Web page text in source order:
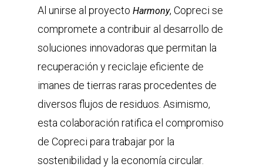
Al unirse al proyecto Harmony, Copreci se
compromete a contribuir al desarrollo de
soluciones innovadoras que permitan la
recuperación y reciclaje eficiente de
imanes de tierras raras procedentes de
diversos flujos de residuos. Asimismo,
esta colaboración ratifica el compromiso
de Copreci para trabajar por la
sostenibilidad y la economía circular.